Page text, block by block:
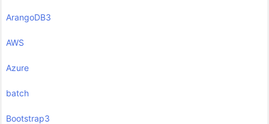
ArangoDB3
AWS
Azure
batch
Bootstrap3